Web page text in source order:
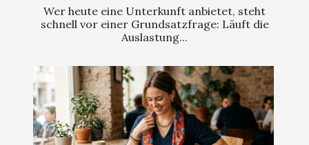
Wer heute eine Unterkunft anbietet, steht
schnell vor einer Grundsatzfrage: Läuft die
Auslastung...